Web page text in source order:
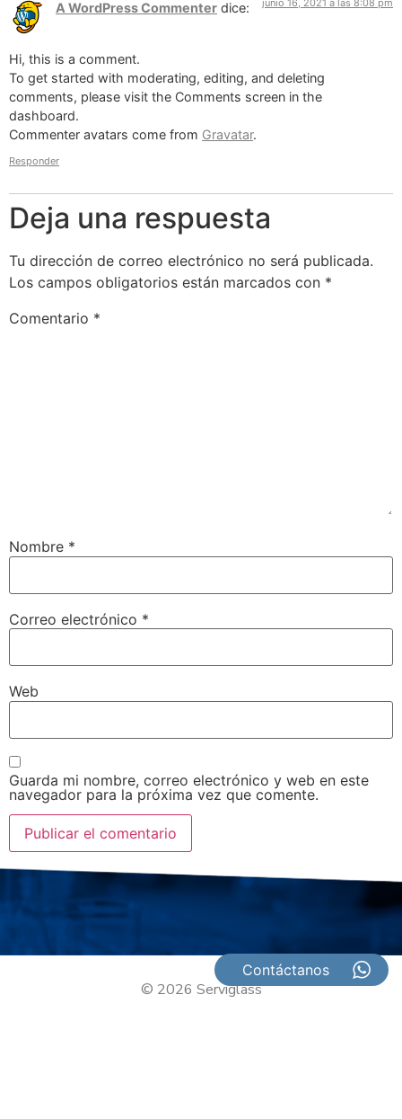
A WordPress Commenter dice: junio 16, 2021 a las 8:08 pm
Hi, this is a comment.
To get started with moderating, editing, and deleting
comments, please visit the Comments screen in the
dashboard.
Commenter avatars come from Gravatar.
Responder
Deja una respuesta
Tu dirección de correo electrónico no será publicada.
Los campos obligatorios están marcados con *
Comentario *
Nombre *
Correo electrónico *
Web
Guarda mi nombre, correo electrónico y web en este
navegador para la próxima vez que comente.
© 2026 Serviglass
Contáctanos